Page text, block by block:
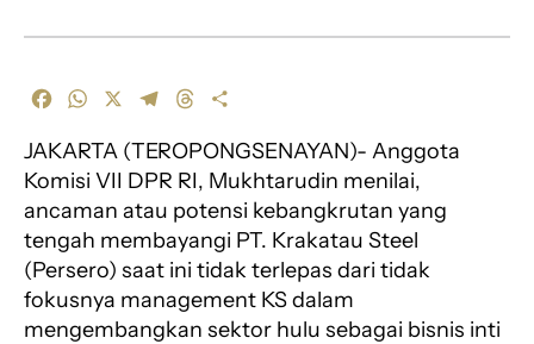
c
e
b
o
k
W
a
t
s
p
p
l
e
g
a
m
r
a
s
a
r
e
JAKARTA (TEROPONGSENAYAN)- Anggota
Komisi VII DPR RI, Mukhtarudin menilai,
ancaman atau potensi kebangkrutan yang
tengah membayangi PT. Krakatau Steel
(Persero) saat ini tidak terlepas dari tidak
fokusnya management KS dalam
mengembangkan sektor hulu sebagai bisnis inti